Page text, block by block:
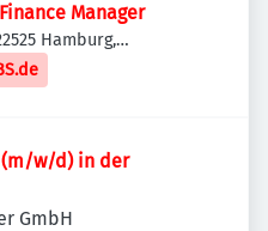
Manager
Hamburg,
w/d) in der
GmbH